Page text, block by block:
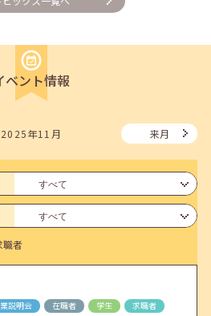
き込む！人事のための『越境人材育
からのお知らせ
しました。
定報告フォーム復旧いたしました。
らのお知らせ
しました。
からのお知らせ
）のメールキャリア・アドバイス対応
ベント情報
2025年11月 来月
職者
説明会 在職者 学生 求職者